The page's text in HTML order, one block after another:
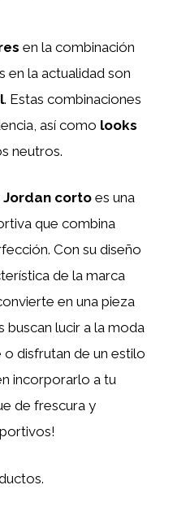
en la combinación
la actualidad son
. Estas combinaciones
así como looks
neutros.
Jordan corto es una
que combina
Con su diseño
de la marca
en una pieza
buscan lucir a la moda
disfrutan de un estilo
incorporarlo a tu
de frescura y